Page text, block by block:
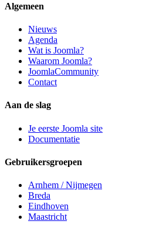
Algemeen
Nieuws
Agenda
Wat is Joomla?
Waarom Joomla?
JoomlaCommunity
Contact
Aan de slag
Je eerste Joomla site
Documentatie
Gebruikersgroepen
Arnhem / Nijmegen
Breda
Eindhoven
Maastricht